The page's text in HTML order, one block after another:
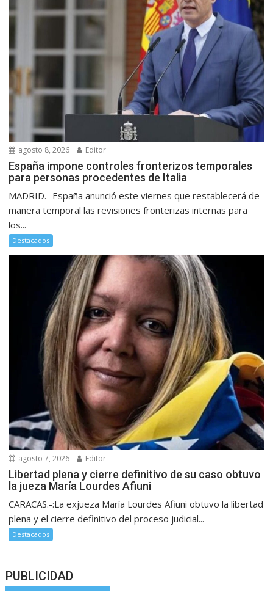
agosto 8, 2026 Editor
España impone controles fronterizos temporales
para personas procedentes de Italia
MADRID.- España anunció este viernes que restablecerá de
manera temporal las revisiones fronterizas internas para
los...
Destacados
agosto 7, 2026 Editor
Libertad plena y cierre definitivo de su caso obtuvo
la jueza María Lourdes Afiuni
CARACAS.-:La exjueza María Lourdes Afiuni obtuvo la libertad
plena y el cierre definitivo del proceso judicial...
Destacados
PUBLICIDAD